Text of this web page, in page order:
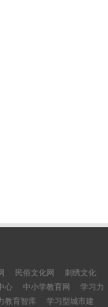
民俗文化网
刺绣文化
心 中小学教育网
学习力
教育智库
学习型城市建